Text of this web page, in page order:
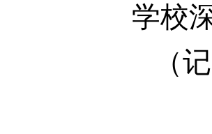
学校
（